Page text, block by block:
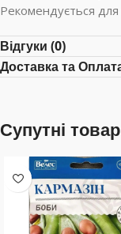
Рекомендується
Відгуки (0)
Доставка та
Супутні